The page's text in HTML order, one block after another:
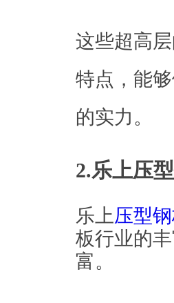
这些超高
特点，能
的实力。
2.乐上压
乐上压型
板行业的
富。